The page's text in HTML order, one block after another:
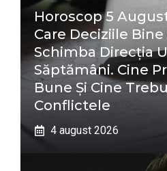
Horoscop 5
Care Deciziile
Schimba Direcția
Săptămâni. Cine
Bune Și Cine
Conflictele
4 august 2026